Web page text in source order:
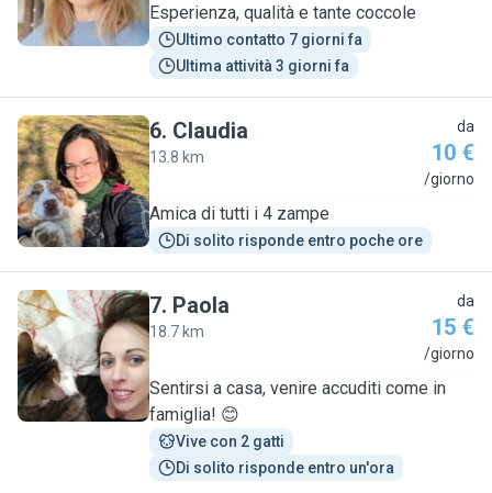
Esperienza, qualità e tante coccole
Ultimo contatto 7 giorni fa
Ultima attività 3 giorni fa
C
6. Claudia
13.8 km
da
10 €
/giorno
Amica di tutti i 4 zampe
Di solito risponde entro poche ore
P
7. Paola
18.7 km
da
15 €
/giorno
Sentirsi a casa, venire accuditi come in
famiglia! 😊
Vive con 2 gatti
Di solito risponde entro un'ora